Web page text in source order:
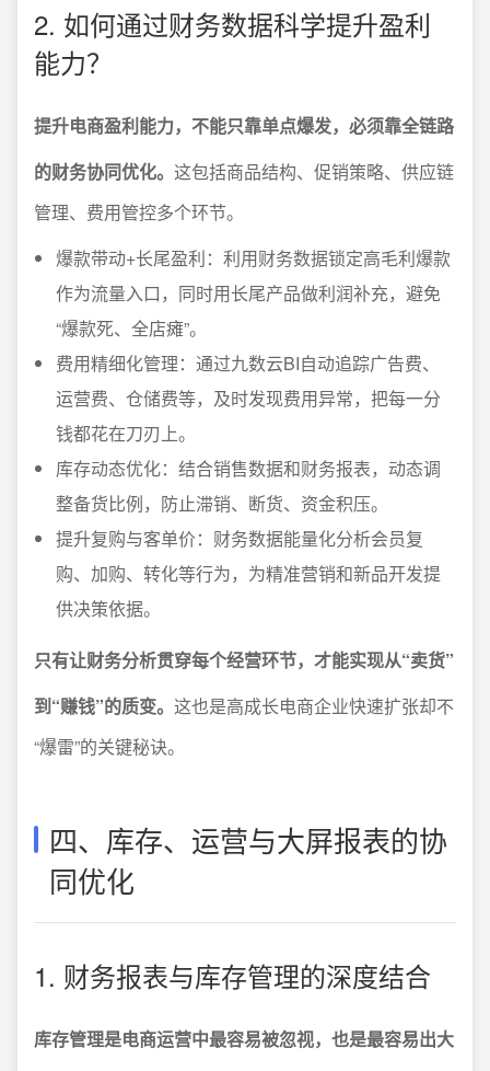
2. 如何通过财务数据科学提升盈利
能力？
提升电商盈利能力，不能只靠单点爆发，必须靠全链路
的财务协同优化。 这包括商品结构、促销策略、供应链
管理、费用管控多个环节。
爆款带动+长尾盈利：利用财务数据锁定高毛利爆款
作为流量入口，同时用长尾产品做利润补充，避免
“爆款死、全店瘫”。
费用精细化管理：通过九数云BI自动追踪广告费、
运营费、仓储费等，及时发现费用异常，把每一分
钱都花在刀刃上。
库存动态优化：结合销售数据和财务报表，动态调
整备货比例，防止滞销、断货、资金积压。
提升复购与客单价：财务数据能量化分析会员复
购、加购、转化等行为，为精准营销和新品开发提
供决策依据。
只有让财务分析贯穿每个经营环节，才能实现从“卖货”
到“赚钱”的质变。 这也是高成长电商企业快速扩张却不
“爆雷”的关键秘诀。
四、库存、运营与大屏报表的协
同优化
1. 财务报表与库存管理的深度结合
库存管理是电商运营中最容易被忽视，也是最容易出大